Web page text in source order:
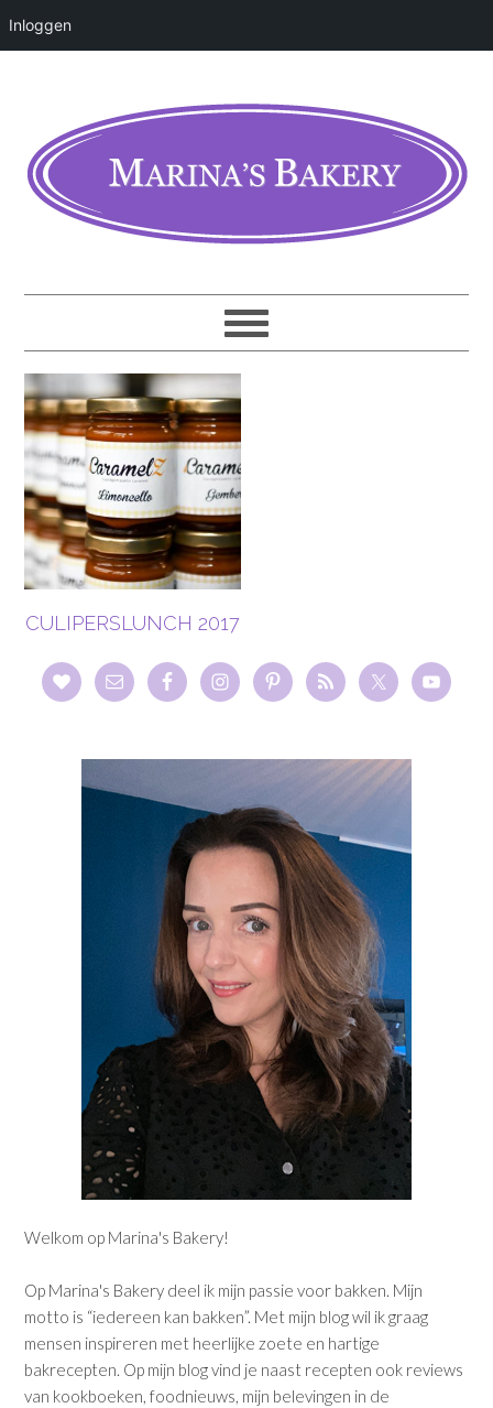
Inloggen
CULIPERSLUNCH 2017
Welkom op Marina's Bakery!
Op Marina's Bakery deel ik mijn passie voor bakken. Mijn
motto is “iedereen kan bakken”. Met mijn blog wil ik graag
mensen inspireren met heerlijke zoete en hartige
bakrecepten. Op mijn blog vind je naast recepten ook reviews
van kookboeken, foodnieuws, mijn belevingen in de